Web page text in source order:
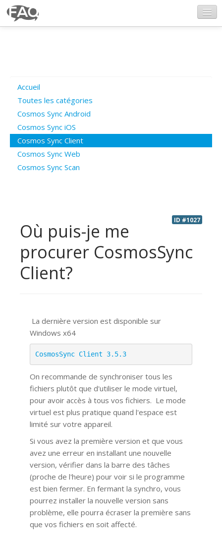
Poser une question
Questions ouvertes
Connexion
Accueil
Toutes les catégories
Cosmos Sync Android
Cosmos Sync iOS
Cosmos Sync Client
Cosmos Sync Web
Cosmos Sync Scan
ID #1027
Où puis-je me
procurer CosmosSync
Client?
La dernière version est disponible sur
Windows x64
CosmosSync Client 3.5.3
On recommande de synchroniser tous les
fichiers plutôt que d'utiliser le mode virtuel,
pour avoir accès à tous vos fichiers. Le mode
virtuel est plus pratique quand l'espace est
limité sur votre appareil.
Si vous avez la première version et que vous
avez une erreur en installant une nouvelle
version, vérifier dans la barre des tâches
(proche de l'heure) pour voir si le programme
est bien fermer. En fermant la synchro, vous
pourrez installer la nouvelle version sans
problème, elle pourra écraser la première sans
que vos fichiers en soit affecté.